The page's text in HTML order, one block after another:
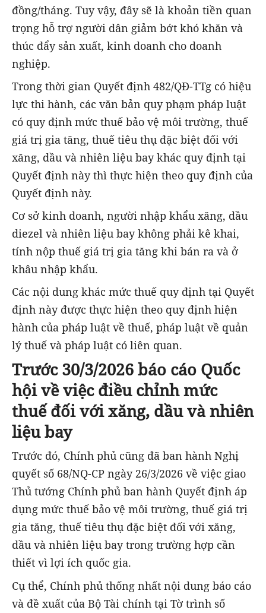
đồng/tháng. Tuy vậy, đây sẽ là khoản tiền quan
trọng hỗ trợ người dân giảm bớt khó khăn và
thúc đẩy sản xuất, kinh doanh cho doanh
nghiệp.
Trong thời gian Quyết định 482/QĐ-TTg có hiệu
lực thi hành, các văn bản quy phạm pháp luật
có quy định mức thuế bảo vệ môi trường, thuế
giá trị gia tăng, thuế tiêu thụ đặc biệt đối với
xăng, dầu và nhiên liệu bay khác quy định tại
Quyết định này thì thực hiện theo quy định của
Quyết định này.
Cơ sở kinh doanh, người nhập khẩu xăng, dầu
diezel và nhiên liệu bay không phải kê khai,
tính nộp thuế giá trị gia tăng khi bán ra và ở
khâu nhập khẩu.
Các nội dung khác mức thuế quy định tại Quyết
định này được thực hiện theo quy định hiện
hành của pháp luật về thuế, pháp luật về quản
lý thuế và pháp luật có liên quan.
Trước 30/3/2026 báo cáo Quốc
hội về việc điều chỉnh mức
thuế đối với xăng, dầu và nhiên
liệu bay
Trước đó, Chính phủ cũng đã ban hành Nghị
quyết số 68/NQ-CP ngày 26/3/2026 về việc giao
Thủ tướng Chính phủ ban hành Quyết định áp
dụng mức thuế bảo vệ môi trường, thuế giá trị
gia tăng, thuế tiêu thụ đặc biệt đối với xăng,
dầu và nhiên liệu bay trong trường hợp cần
thiết vì lợi ích quốc gia.
Cụ thể, Chính phủ thống nhất nội dung báo cáo
và đề xuất của Bộ Tài chính tại Tờ trình số